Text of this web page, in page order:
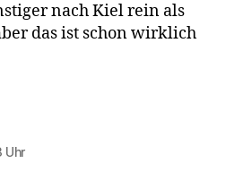
nach Kiel rein als
das ist schon wirklich
Uhr